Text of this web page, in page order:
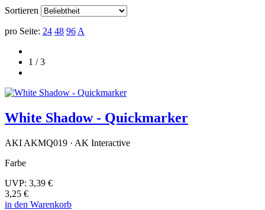
Sortieren
pro Seite: 24 48 96 A
1 / 3
White Shadow - Quickmarker
AKI AKMQ019 · AK Interactive
Farbe
UVP: 3,39 €
3,25 €
in den Warenkorb